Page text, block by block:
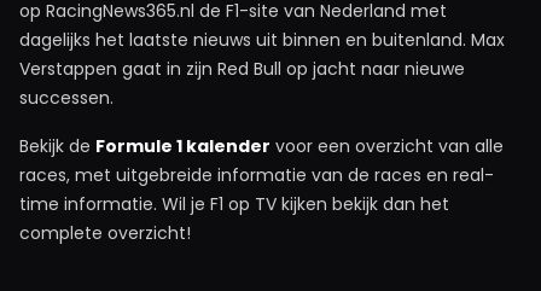
op RacingNews365.nl de F1-site van Nederland met
dagelijks het laatste nieuws uit binnen en buitenland. Max
Verstappen gaat in zijn Red Bull op jacht naar nieuwe
successen.
Bekijk de Formule 1 kalender voor een overzicht van alle
races, met uitgebreide informatie van de races en real-
time informatie. Wil je F1 op TV kijken bekijk dan het
complete overzicht!